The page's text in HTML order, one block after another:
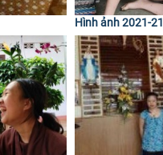
Hình ảnh 2021-21